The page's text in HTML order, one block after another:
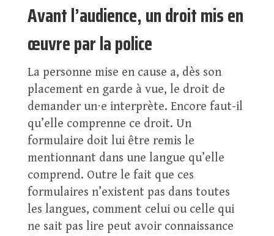
Avant l’audience, un droit mis en
œuvre par la police
La personne mise en cause a, dès son
placement en garde à vue, le droit de
demander un⋅e interprète. Encore faut-il
qu’elle comprenne ce droit. Un
formulaire doit lui être remis le
mentionnant dans une langue qu’elle
comprend. Outre le fait que ces
formulaires n’existent pas dans toutes
les langues, comment celui ou celle qui
ne sait pas lire peut avoir connaissance